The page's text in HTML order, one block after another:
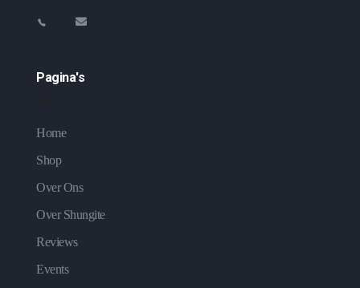
Pagina's
Home
Shop
Over Ons
Over Shungite
Reviews
Events